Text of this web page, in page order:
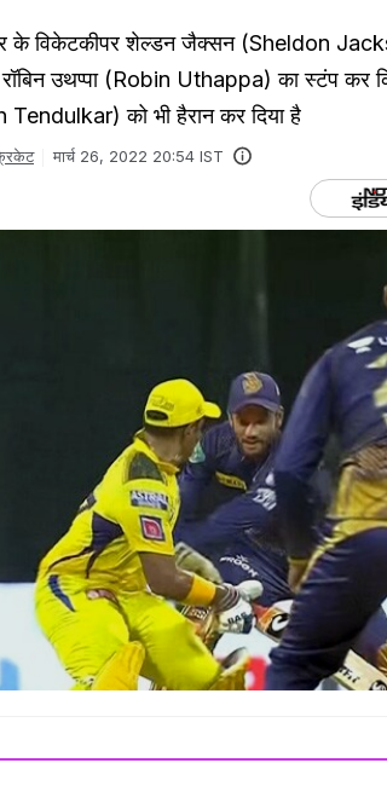
विकेटकीपर शेल्डन जैक्सन (Sheldon
उथप्पा (Robin Uthappa) का स्टंप कर
को भी हैरान कर दिया है
मार्च 26, 2022 20:54 IST